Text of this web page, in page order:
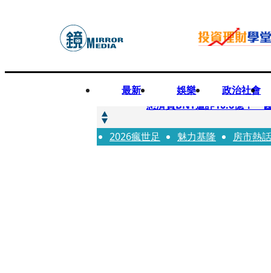
最新 娛樂 政治社會
快訊
慈濟買BNT遭詐10.6億！
快訊
慈濟挨詐十億／跟陳時中道
2026瘋世足 魅力基隆 房市熱